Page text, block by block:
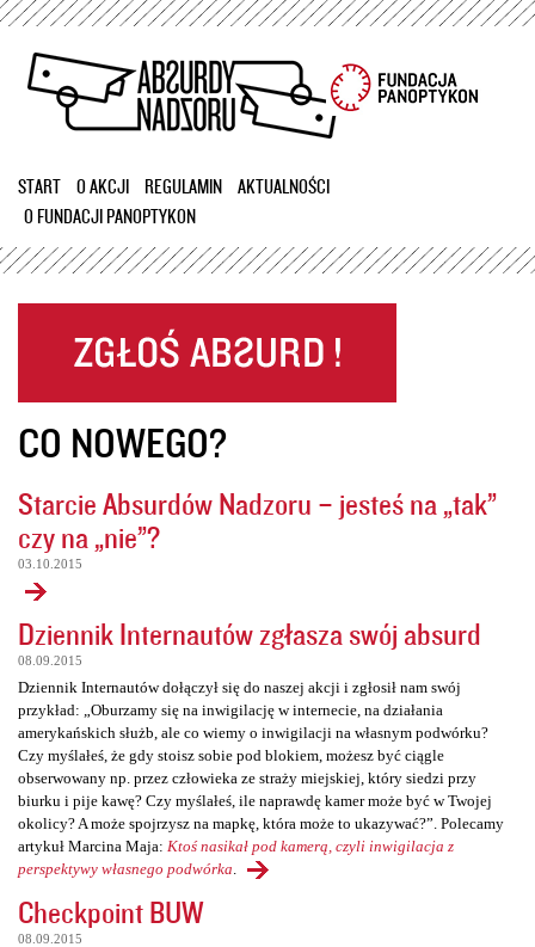
Przejdź
treści
START O AKCJI REGULAMIN
AKTUALNOŚCI
O FUNDACJI PANOPTYKON
CO NOWEGO?
Starcie Absurdów Nadzoru – jesteś na „tak”
czy na „nie”?
03.10.2015
Dziennik Internautów zgłasza swój absurd
08.09.2015
Dziennik Internautów dołączył się do naszej akcji i zgłosił nam swój
przykład: „Oburzamy się na inwigilację w internecie, na działania
amerykańskich służb, ale co wiemy o inwigilacji na własnym podwórku?
Czy myślałeś, że gdy stoisz sobie pod blokiem, możesz być ciągle
obserwowany np. przez człowieka ze straży miejskiej, który siedzi przy
biurku i pije kawę? Czy myślałeś, ile naprawdę kamer może być w Twojej
okolicy? A może spojrzysz na mapkę, która może to ukazywać?”. Polecamy
artykuł Marcina Maja: Ktoś nasikał pod kamerą, czyli inwigilacja z
perspektywy własnego podwórka
Checkpoint BUW
08.09.2015